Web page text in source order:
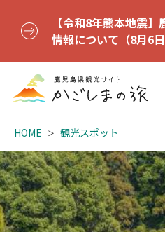
【令和8年熊本地震
情報について（8月6日
HOME 観光スポット